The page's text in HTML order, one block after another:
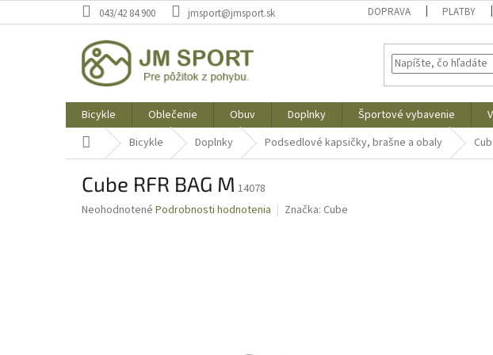
na
043/42 84 900 jmsport@jmsport.sk DOPRAVA PLATBY
Bicykle Oblečenie Obuv Doplnky Športové vybavenie
DomovBicykle Doplnky Podsedlové kapsičky, brašne a obaly
Cube RFR BAG M 14078
Priemerné
Neohodnotené Podrobnosti hodnotenia Značka: Cube